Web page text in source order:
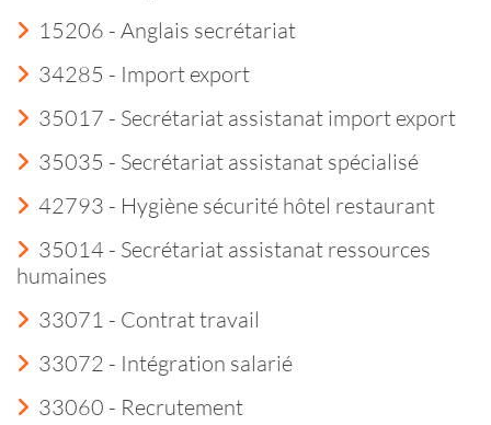
15206 - Anglais secrétariat
34285 - Import export
35017 - Secrétariat assistanat import export
35035 - Secrétariat assistanat spécialisé
42793 - Hygiène sécurité hôtel restaurant
35014 - Secrétariat assistanat ressources
humaines
33071 - Contrat travail
33072 - Intégration salarié
33060 - Recrutement